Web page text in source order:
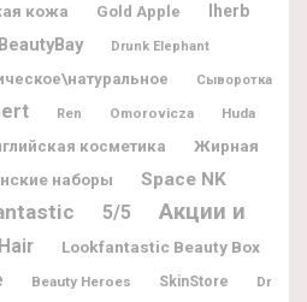
кожа Gold Apple
Iherb
BeautyBay Drunk Elephant
Сыворотка
Ren Omorovicza
Huda
косметика
Жирная
наборы Space NK
5/5
Акции и
Lookfantastic Beauty Box
Beauty Heroes SkinStore
Dr